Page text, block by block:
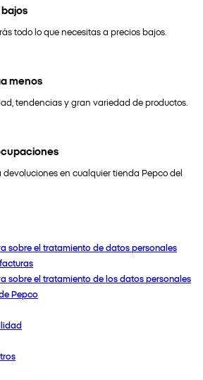
todo lo que necesitas a precios bajos.
menos
tendencias y gran variedad de productos.
devoluciones en cualquier tienda Pepco del
sobre el tratamiento de datos personales
sobre el tratamiento de los datos personales
Pepco